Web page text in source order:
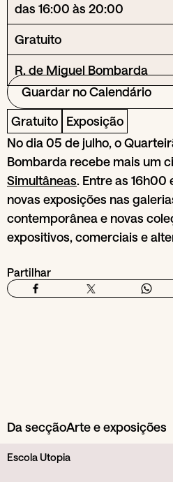
das 16:00 às 20:00
Gratuito
R. de Miguel Bombarda
Guardar no Calendário
Gratuito Exposição
No dia 05 de julho, o
Bombarda recebe mais um
Simultâneas. Entre as 16h00
novas exposições nas
contemporânea e novas
expositivos, comerciais e
Partilhar
Da secçãoArte e exposições
Escola Utopia